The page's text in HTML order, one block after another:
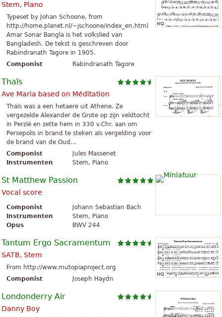
Stem, Piano
Typeset by Johan Schoone, from
http://home.planet.nl/~jschoone/index_en.html
Amar Sonar Bangla is het volkslied van
Bangladesh. De tekst is geschreven door
Rabindranath Tagore in 1905.
Componist
Rabindranath Tagore
Thaïs
Ave Maria based on Méditation
Thaïs was a een hetaere uit Athene. Ze
vergezelde Alexander de Grote op zijn veldtocht
in Perzië en zette hem in 330 v.Chr. aan om
Persepolis in brand te steken als vergelding voor
de brand van de Oud...
Componist
Jules Massenet
Instrumenten
Stem, Piano
St Matthew Passion
Vocal score
Componist
Johann Sebastian Bach
Instrumenten
Stem, Piano
Opus
BWV 244
Tantum Ergo Sacramentum
SATB, Stem
From http://www.mutopiaproject.org
Componist
Joseph Haydn
Londonderry Air
Danny Boy